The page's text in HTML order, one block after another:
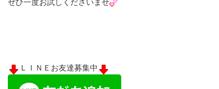
ぜひ一度お試しくださいませ
ＬＩＮＥお友達募集中